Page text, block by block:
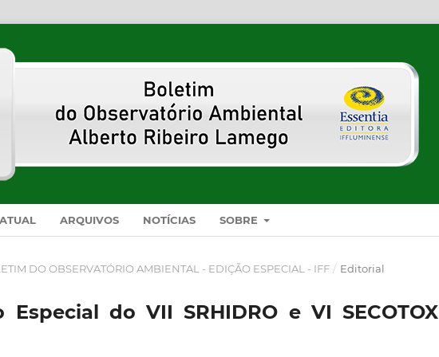
ATUAL ARQUIVOS NOTÍCIAS SOBRE
DO OBSERVATÓRIO AMBIENTAL - EDIÇÃO ESPECIAL - IFF / Editorial
Especial do VII SRHIDRO e VI SECOTOX